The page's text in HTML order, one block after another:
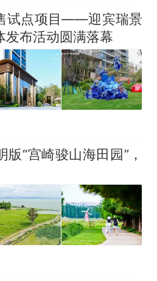
试点项目——迎宾瑞景
发布活动圆满落幕
“宫崎骏山海田园”，